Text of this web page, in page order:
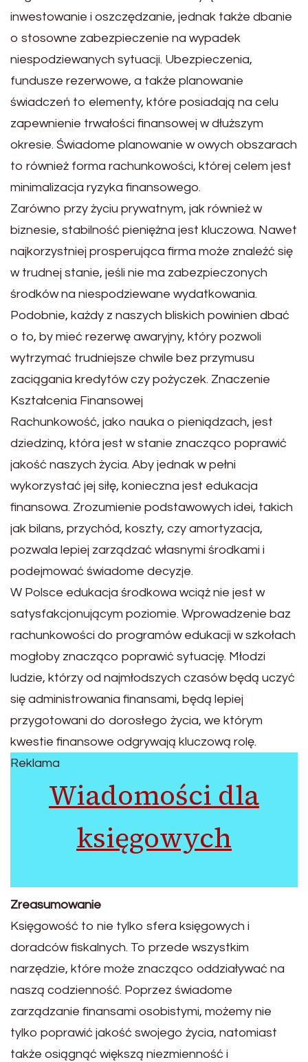
inwestowanie i oszczędzanie, jednak także dbanie
o stosowne zabezpieczenie na wypadek
niespodziewanych sytuacji. Ubezpieczenia,
fundusze rezerwowe, a także planowanie
świadczeń to elementy, które posiadają na celu
zapewnienie trwałości finansowej w dłuższym
okresie. Świadome planowanie w owych obszarach
to również forma rachunkowości, której celem jest
minimalizacja ryzyka finansowego.
Zarówno przy życiu prywatnym, jak również w
biznesie, stabilność pieniężna jest kluczowa. Nawet
najkorzystniej prosperująca firma może znaleźć się
w trudnej stanie, jeśli nie ma zabezpieczonych
środków na niespodziewane wydatkowania.
Podobnie, każdy z naszych bliskich powinien dbać
o to, by mieć rezerwę awaryjny, który pozwoli
wytrzymać trudniejsze chwile bez przymusu
zaciągania kredytów czy pożyczek. Znaczenie
Kształcenia Finansowej
Rachunkowość, jako nauka o pieniądzach, jest
dziedziną, która jest w stanie znacząco poprawić
jakość naszych życia. Aby jednak w pełni
wykorzystać jej siłę, konieczna jest edukacja
finansowa. Zrozumienie podstawowych idei, takich
jak bilans, przychód, koszty, czy amortyzacja,
pozwala lepiej zarządzać własnymi środkami i
podejmować świadome decyzje.
W Polsce edukacja środkowa wciąż nie jest w
satysfakcjonującym poziomie. Wprowadzenie baz
rachunkowości do programów edukacji w szkołach
mogłoby znacząco poprawić sytuację. Młodzi
ludzie, którzy od najmłodszych czasów będą uczyć
się administrowania finansami, będą lepiej
przygotowani do dorosłego życia, we którym
kwestie finansowe odgrywają kluczową rolę.
Reklama
Wiadomości dla
księgowych
Zreasumowanie
Księgowość to nie tylko sfera księgowych i
doradców fiskalnych. To przede wszystkim
narzędzie, które może znacząco oddziaływać na
naszą codzienność. Poprzez świadome
zarządzanie finansami osobistymi, możemy nie
tylko poprawić jakość swojego życia, natomiast
także osiągnąć większą niezmienność i